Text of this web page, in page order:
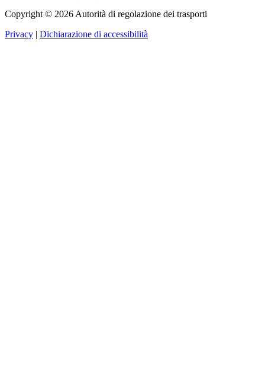
Copyright © 2026 Autorità di regolazione dei trasporti
Privacy | Dichiarazione di accessibilità